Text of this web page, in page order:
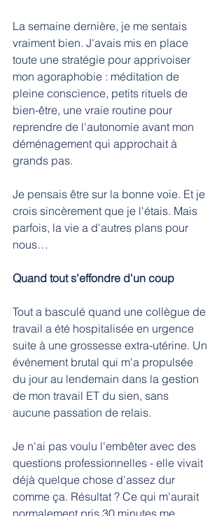
La semaine dernière, je me sentais
vraiment bien. J'avais mis en place
toute une stratégie pour apprivoiser
mon agoraphobie : méditation de
pleine conscience, petits rituels de
bien-être, une vraie routine pour
reprendre de l'autonomie avant mon
déménagement qui approchait à
grands pas.
Je pensais être sur la bonne voie. Et je
crois sincèrement que je l'étais. Mais
parfois, la vie a d'autres plans pour
nous…
Quand tout s'effondre d'un coup
Tout a basculé quand une collègue de
travail a été hospitalisée en urgence
suite à une grossesse extra-utérine. Un
événement brutal qui m'a propulsée
du jour au lendemain dans la gestion
de mon travail ET du sien, sans
aucune passation de relais.
Je n'ai pas voulu l'embêter avec des
questions professionnelles - elle vivait
déjà quelque chose d'assez dur
comme ça. Résultat ? Ce qui m'aurait
normalement pris 30 minutes me